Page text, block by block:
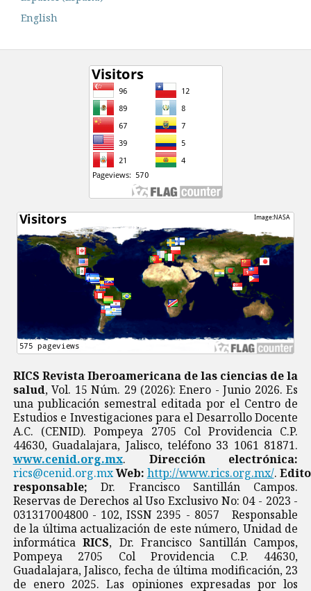
English
RICS Revista Iberoamericana de las ciencias de la
salud, Vol. 15 Núm. 29 (2026): Enero - Junio 2026. Es
una publicación semestral editada por el Centro de
Estudios e Investigaciones para el Desarrollo Docente
A.C. (CENID). Pompeya 2705 Col Providencia C.P.
44630, Guadalajara, Jalisco, teléfono 33 1061 81871.
www.cenid.org.mx. Dirección electrónica:
rics@cenid.org.mxWeb: http://www.rics.org.mx/.
responsable; Dr. Francisco Santillán Campos.
Reservas de Derechos al Uso Exclusivo No: 04 - 2023 -
031317004800 - 102, ISSN 2395 - 8057 Responsable
de la última actualización de este número, Unidad de
informáticaRICS, Dr. Francisco Santillán Campos,
Pompeya 2705 Col Providencia C.P. 44630,
Guadalajara, Jalisco, fecha de última modificación, 23
de enero 2025. Las opiniones expresadas por los